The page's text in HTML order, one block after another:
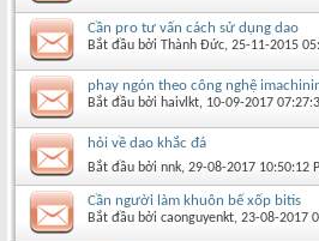
Cần pro tư vấn cách sử dụng dao
Bắt đầu bởi Thành Đức‎, 25-11-2015
phay ngón theo công nghệ
Bắt đầu bởi haivlkt‎, 10-09-2017
hỏi về dao khắc đá
Bắt đầu bởi nnk‎, 29-08-2017 10:50:12
Cần người làm khuôn bế xốp bitis
Bắt đầu bởi caonguyenkt‎, 23-08-2017